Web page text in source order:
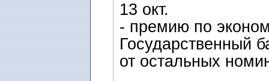
13 окт.
- премию по
Государственный
от остальных